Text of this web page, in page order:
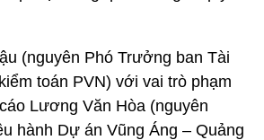
(nguyên Phó Trưởng ban Tài
toán PVN) với vai trò phạm
Lương Văn Hòa (nguyên
hành Dự án Vũng Áng – Quảng